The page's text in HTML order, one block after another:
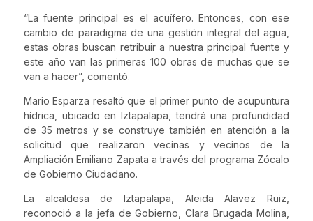
“La fuente principal es el acuífero. Entonces, con ese
cambio de paradigma de una gestión integral del agua,
estas obras buscan retribuir a nuestra principal fuente y
este año van las primeras 100 obras de muchas que se
van a hacer”, comentó.
Mario Esparza resaltó que el primer punto de acupuntura
hídrica, ubicado en Iztapalapa, tendrá una profundidad
de 35 metros y se construye también en atención a la
solicitud que realizaron vecinas y vecinos de la
Ampliación Emiliano Zapata a través del programa Zócalo
de Gobierno Ciudadano.
La alcaldesa de Iztapalapa, Aleida Alavez Ruiz,
reconoció a la jefa de Gobierno, Clara Brugada Molina,